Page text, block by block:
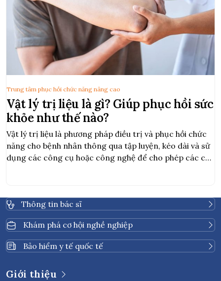
Vật lý trị liệu là gì? Giúp phục hồi sức
khỏe như thế nào?
Vật lý trị liệu là phương pháp điều trị và phục hồi chức
năng cho bệnh nhân thông qua tập luyện, kéo dài và sử
dụng các công cụ hoặc công nghệ để cho phép các cơ
Trung tâm phục hồi chức năng nâng cao
Thông tin bác sĩ
Khám phá cơ hội nghề nghiệp
Bảo hiểm y tế quốc tế
Giới thiệu